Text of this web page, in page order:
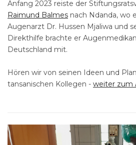
Anfang 2023 reiste der
Raimund Balmes nach Ndanda, wo
Augenarzt Dr. Hussen Mjaliwa und
Direkthilfe brachte er
Deutschland mit.
Hören wir von seinen Ideen und
tansanischen Kollegen - weiter zum